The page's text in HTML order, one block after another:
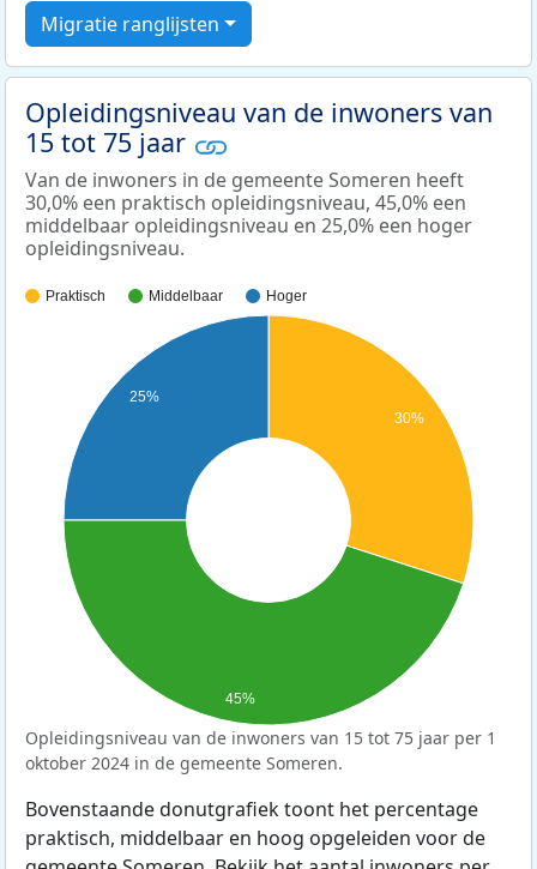
Migratie ranglijsten
Opleidingsniveau van de inwoners van
15 tot 75 jaar
Van de inwoners in de gemeente Someren heeft
30,0% een praktisch opleidingsniveau, 45,0% een
middelbaar opleidingsniveau en 25,0% een hoger
opleidingsniveau.
Praktisch Middelbaar Hoger
30%
25%
45%
Opleidingsniveau van de inwoners van 15 tot 75 jaar per 1
oktober 2024 in de gemeente Someren.
Bovenstaande donutgrafiek toont het percentage
praktisch, middelbaar en hoog opgeleiden voor de